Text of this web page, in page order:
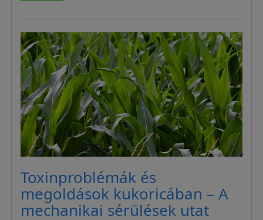
Toxinproblémák és
megoldások kukoricában – A
mechanikai sérülések utat